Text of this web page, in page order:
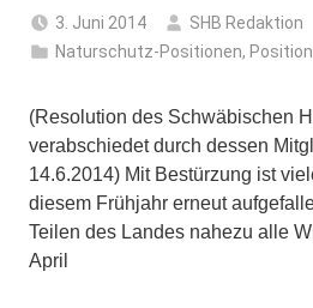
3. Juni 2014
SHB Redaktion
Naturschutz-Positionen,
(Resolution des Schwäbischen
verabschiedet durch dessen
14.6.2014) Mit Bestürzung ist
diesem Frühjahr erneut
Teilen des Landes nahezu alle
April